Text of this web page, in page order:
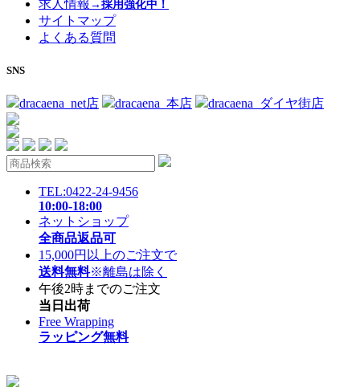
求人情報 →採用強化中！
サイトマップ
よくある質問
SNS
dracaena_net店 dracaena_本店 dracaena_ダイヤ街店
TEL:0422-24-9456
10:00-18:00
ネットショップ
全商品返品可
15,000円以上のご注文で
送料無料※離島は除く
午後2時までのご注文
当日出荷
Free Wrapping
ラッピング無料